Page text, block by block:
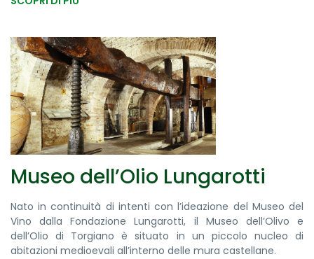
Museo dell’Olio Lungarotti
Nato in continuità di intenti con l’ideazione del Museo del
Vino dalla Fondazione Lungarotti, il Museo dell’Olivo e
dell’Olio di Torgiano è situato in un piccolo nucleo di
abitazioni medioevali all’interno delle mura castellane.